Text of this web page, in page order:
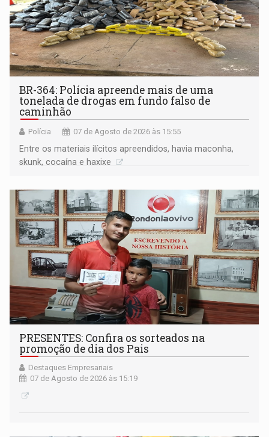
BR-364: Polícia apreende mais de uma
tonelada de drogas em fundo falso de
caminhão
Polícia 07 de Agosto de 2026 às 15:55
Entre os materiais ilícitos apreendidos, havia maconha,
skunk, cocaína e haxixe
PRESENTES: Confira os sorteados na
promoção de dia dos Pais
Destaques Empresariais
07 de Agosto de 2026 às 15:19